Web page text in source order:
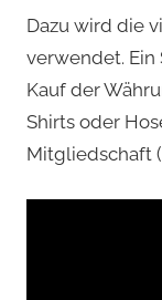
Dazu wird die
verwendet. Ein
Kauf der
Shirts oder
Mitgliedschaft